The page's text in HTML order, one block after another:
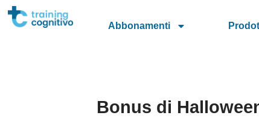
Abbonamenti
Bonus di